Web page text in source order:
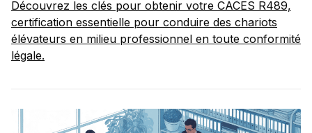
Découvrez les clés pour obtenir votre CACES R489,
certification essentielle pour conduire des chariots
élévateurs en milieu professionnel en toute conformité
légale.